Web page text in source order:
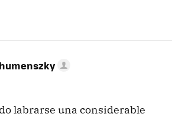
labrarse una considerable